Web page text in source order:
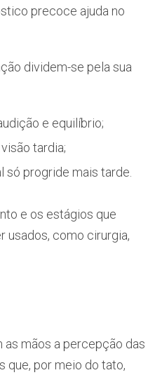
precoce ajuda no
dividem-se pela sua
e equilíbrio;
tardia;
só progride mais tarde.
e os estágios que
usados, como cirurgia,
mãos a percepção das
que, por meio do tato,